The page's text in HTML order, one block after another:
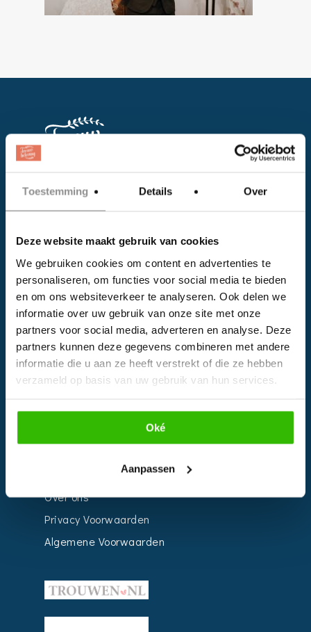
Toestemming Details Over
Deze website maakt gebruik van cookies
We gebruiken cookies om content en advertenties te
personaliseren, om functies voor social media te bieden
en om ons websiteverkeer te analyseren. Ook delen we
informatie over uw gebruik van onze site met onze
partners voor social media, adverteren en analyse. Deze
partners kunnen deze gegevens combineren met andere
informatie die u aan ze heeft verstrekt of die ze hebben
verzameld op basis van uw gebruik van hun services.
Oké
Aanpassen
EVENTS
Kalender
Bedrijven
Impressie
Weddingplanner
Over ons
Privacy Voorwaarden
Algemene Voorwaarden